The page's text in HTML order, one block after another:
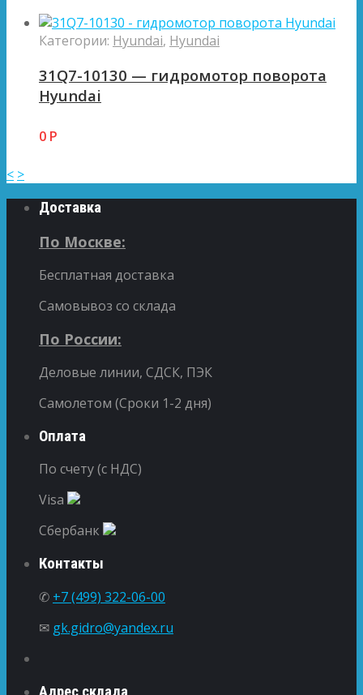
Категории: Hyundai, Hyundai
31Q7-10130 — гидромотор поворота
Hyundai
0 Р
< >
Доставка
По Москве:
Бесплатная доставка
Самовывоз со склада
По России:
Деловые линии, СДСК, ПЭК
Самолетом (Сроки 1-2 дня)
Оплата
По счету (с НДС)
Visa
Сбербанк
Контакты
✆ +7 (499) 322-06-00
✉ gk.gidro@yandex.ru
Адрес склада